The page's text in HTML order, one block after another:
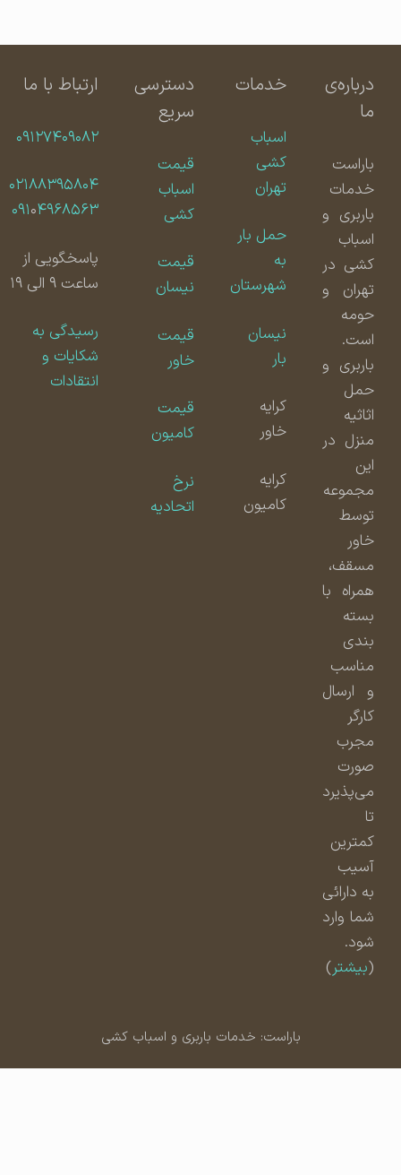
درباره‌ی
باراست
خدمات
باربری و
اسباب
کشی در
تهران و
حومه
است.
باربری و
حمل
اثاثیه
منزل در
مجموعه
توسط
مسقف،
همراه با
بسته
بندی
مناسب
و ارسال
مجرب
صورت
می‌پذیرد
کمترین
آسیب
به دارائی
شما وارد
شود.
بیشتر)
خدمات
اسباب
کشی
تهران
حمل بار
شهرستان
نیسان
کامیون
دسترسی
سریع
قیمت
اسباب
کشی
قیمت
نیسان
قیمت
قیمت
کامیون
اتحادیه
ارتباط با ما
۰۹۱۲۷۴۰۹۰۸۲
۰۲۱۸۸۳۹۵۸۰۴
۰۹۱۰۴۹۶۸۵۶۳
پاسخگویی از
ساعت ۹ الی ۱۹
رسیدگی به
شکایات و
انتقادات
باراست: خدمات باربری و اسباب کشی